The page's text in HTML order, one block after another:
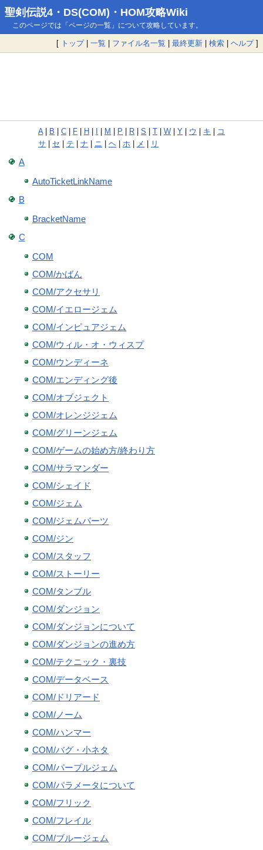
聖剣伝説4・DS(COM)・HOM攻略Wiki
このページでは「ページの一覧」について攻略しています。
[ トップ| 一覧 | ファイル名一覧 | 最終更新 | 検索 | ヘルプ]
A| B C F H M P R S T W Y ウ キ
コ
サ
セ テ ナ ニ ヘ ホ メ リ
A
AutoTicketLinkName
B
BracketName
C
COM
COM/かばん
COM/アクセサリ
COM/イエロージェム
COM/インピュアジェム
COM/ウィル・オ・ウィスプ
COM/ウンディーネ
COM/エンディング後
COM/オブジェクト
COM/オレンジジェム
COM/グリーンジェム
COM/ゲームの始め方/終わり方
COM/サラマンダー
COM/シェイド
COM/ジェム
COM/ジェムパーツ
COM/ジン
COM/スタッフ
COM/ストーリー
COM/タンブル
COM/ダンジョン
COM/ダンジョンについて
COM/ダンジョンの進め方
COM/テクニック・裏技
COM/データベース
COM/ドリアード
COM/ノーム
COM/ハンマー
COM/バグ・小ネタ
COM/パープルジェム
COM/パラメータについて
COM/フリック
COM/フレイル
COM/ブルージェム